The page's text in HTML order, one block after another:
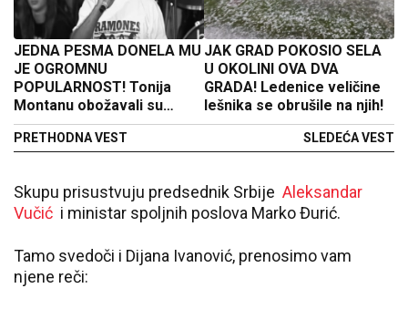
JEDNA PESMA DONELA MU
JE OGROMNU
POPULARNOST! Tonija
Montanu obožavali su
širom regiona, bio je deo
ovog rok benda
PRETHODNA VEST
JAK GRAD POKOSIO SELA
U OKOLINI OVA DVA
GRADA! Ledenice veličine
lešnika se obrušile na njih!
SLEDEĆA VEST
Skupu prisustvuju predsednik Srbije Aleksandar
Vučić i ministar spoljnih poslova Marko Đurić.
Tamo svedoči i Dijana Ivanović, prenosimo vam
njene reči: